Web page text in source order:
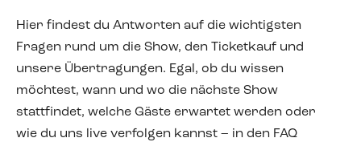
Hier findest du Antworten auf die wichtigsten
Fragen rund um die Show, den Ticketkauf und
unsere Übertragungen. Egal, ob du wissen
möchtest, wann und wo die nächste Show
stattfindet, welche Gäste erwartet werden oder
wie du uns live verfolgen kannst – in den FAQ